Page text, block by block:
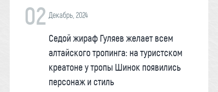
02 Декабрь, 2024
Седой жираф Гуляев желает всем
алтайского тропинга: на туристском
креатоне у тропы Шинок появились
персонаж и стиль